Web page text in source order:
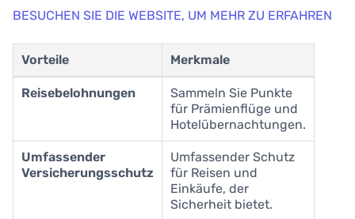
BESUCHEN SIE DIE WEBSITE, UM MEHR ZU ERFAHREN
Vorteile Merkmale
Reisebelohnungen
Sammeln Sie Punkte
für Prämienflüge und
Hotelübernachtungen.
Umfassender
Versicherungsschutz
Umfassender Schutz
für Reisen und
Einkäufe, der
Sicherheit bietet.